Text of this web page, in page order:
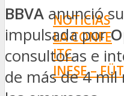
NOTICIAS
LA CONFE
ITC
INESE –
BBVA anunció
impulsada por
consultoras e
de más de 4 mil